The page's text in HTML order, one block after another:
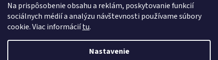
Na prispôsobenie obsahu a reklám, poskytovanie funkcií
sociálnych médií a analýzu návštevnosti používame súbory
cookie. Viac informáciítu.
Nastavenie